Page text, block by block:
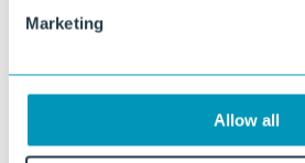
Marketing
Allow all
Benieuwd wat wij voor u